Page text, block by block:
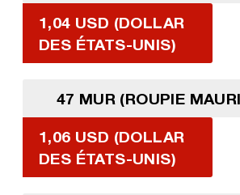
1,04 USD (DOLLAR
DES ÉTATS-UNIS)
47 MUR (ROUPIE
1,06 USD (DOLLAR
DES ÉTATS-UNIS)